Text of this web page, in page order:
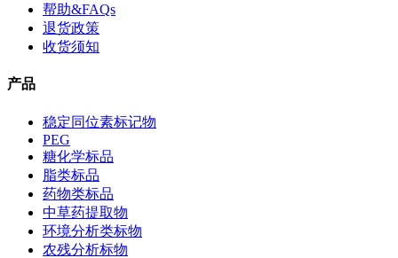
帮助&FAQs
退货政策
收货须知
产品
稳定同位素标记物
PEG
糖化学标品
脂类标品
药物类标品
中草药提取物
环境分析类标物
农残分析标物